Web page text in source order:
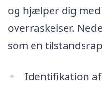
og hjælper dig
overraskelser.
som en
Identifikation